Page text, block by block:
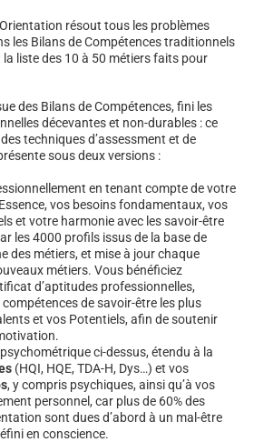
résout tous les problèmes
les Bilans de Compétences traditionnels
liste des 10 à 50 métiers faits pour
des Bilans de Compétences, fini les
décevantes et non-durables : ce
techniques d’assessment et de
sous deux versions :
en tenant compte de votre
vos besoins fondamentaux, vos
et votre harmonie avec les savoir-être
les 4000 profils issus de la base de
des métiers, et mise à jour chaque
métiers. Vous bénéficiez
d’aptitudes professionnelles,
de savoir-être les plus
et vos Potentiels, afin de soutenir
ci-dessus, étendu à la
(HQI, HQE, TDA-H, Dys…) et vos
, y compris psychiques, ainsi qu’à vos
personnel, car plus de 60% des
sont dues d’abord à un mal-être
en conscience.